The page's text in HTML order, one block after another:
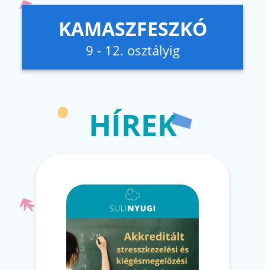
KAMASZFESZKÓ
9 - 12. osztályig
HÍREK